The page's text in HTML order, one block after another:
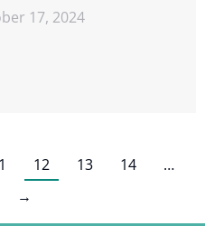
17, 2024
12 13 14
…
→